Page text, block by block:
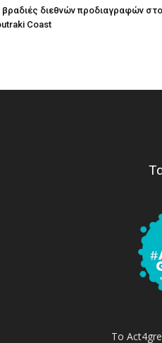
διεθνών προδιαγραφών στο
Coast
Το